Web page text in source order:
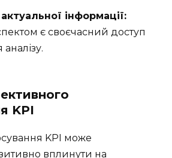
інформації:
є своєчасний доступ
KPI
KPI може
вплинути на